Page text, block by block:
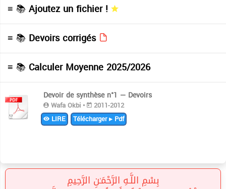
≡ 📚 Ajoutez un fichier !
≡ 📚 Devoirs corrigés
≡ 📚 Calculer Moyenne 2025/2026
Devoir de synthèse n°1 — Devoirs
Wafa Okbi •
2011-2012
LIRE Télécharger ▸ Pdf
بِسْمِ اللَّـهِ الرَّحْمَـٰنِ الرَّحِيمِ